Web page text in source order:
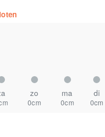
zo ma di
0cm 0cm 0cm